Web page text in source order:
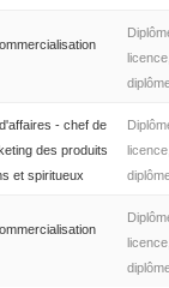
- chef de
des produits
et spiritueux